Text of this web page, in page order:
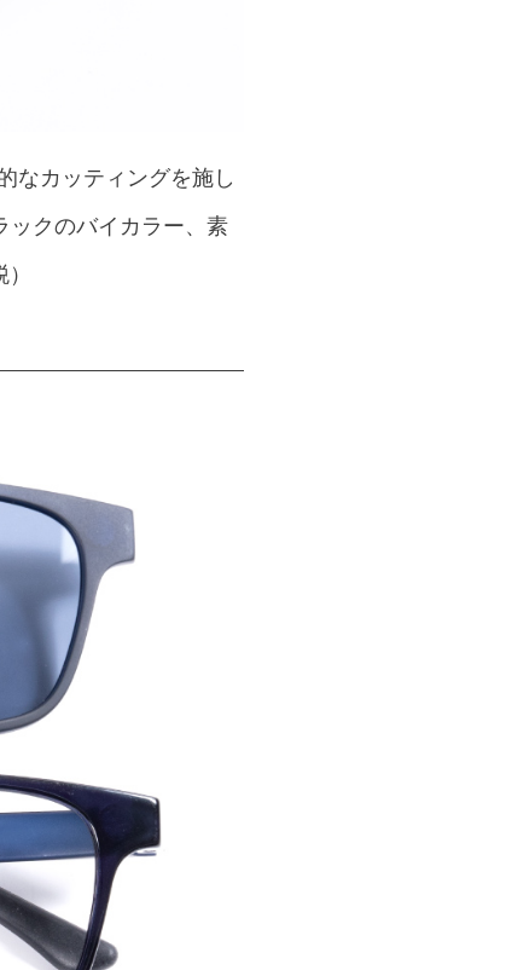
なカッティングを施し
ックのバイカラー、素